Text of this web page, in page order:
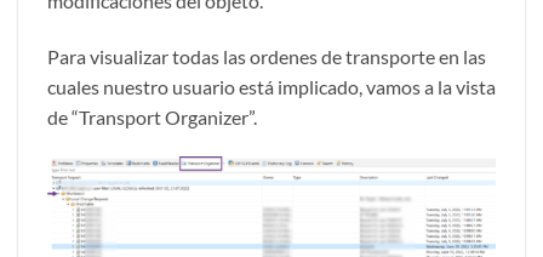
Para visualizar todas las ordenes de transporte en las
cuales nuestro usuario está implicado, vamos a la vista
de “Transport Organizer”.